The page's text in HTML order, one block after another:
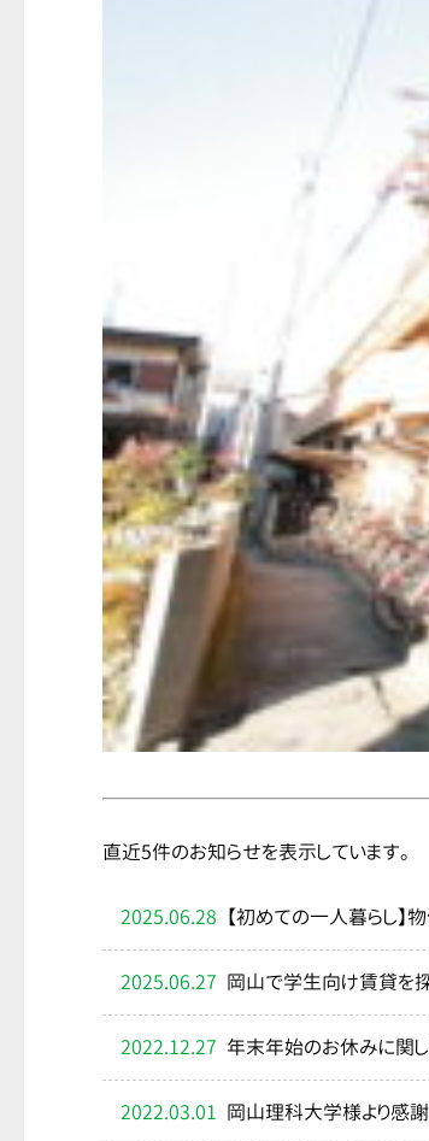
直近5件のお知らせを表示しています。
2025.06.28 【初めての一人暮らし
2025.06.27 岡山で学生向け賃貸を
2022.12.27 年末年始のお休みに関
2022.03.01 岡山理科大学様より感